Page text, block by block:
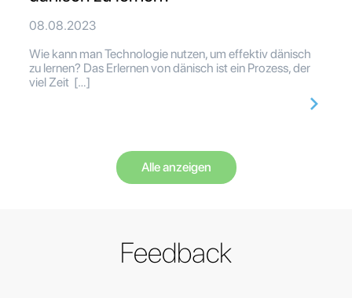
08.08.2023
Wie kann man Technologie nutzen, um effektiv dänisch
zu lernen? Das Erlernen von dänisch ist ein Prozess, der
viel Zeit […]
Alle anzeigen
Feedback